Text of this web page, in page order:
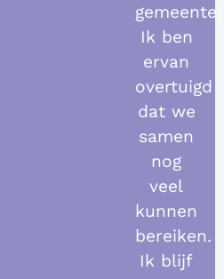
Ik ben
ervan
overtuigd
dat we
samen
nog
veel
kunnen
bereiken.
Ik blijf